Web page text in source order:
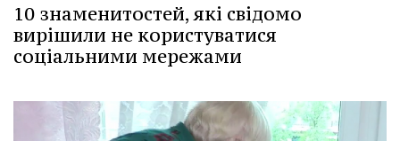
10 знаменитостей, які свідомо
вирішили не користуватися
соціальними мережами